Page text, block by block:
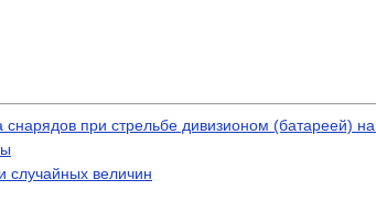
при стрельбе дивизионом (батареей)
случайных величин